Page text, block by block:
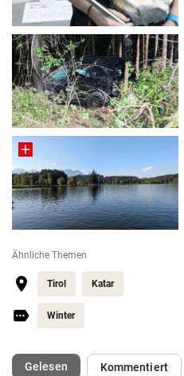
Ähnliche Themen
Tirol Katar
Winter
Gelesen(ausgewählt)Kommentiert